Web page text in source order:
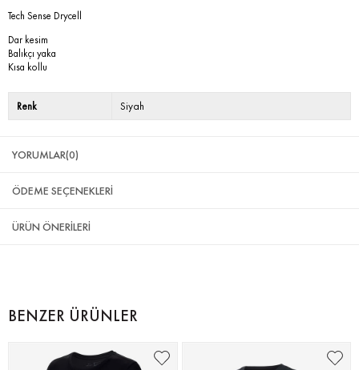
Tech Sense Drycell
Dar kesim
Balıkçı yaka
Kısa kollu
Renk Siyah
YORUMLAR(0)
ÖDEME SEÇENEKLERI
ÜRÜN ÖNERILERI
BENZER ÜRÜNLER